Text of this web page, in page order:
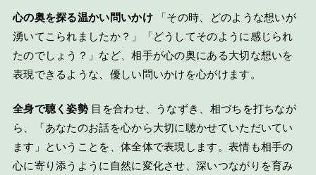
心の奥を探る温かい問いかけ「その時、どのような想いが
湧いてこられましたか？」「どうしてそのように感じられ
たのでしょう？」など、相手が心の奥にある大切な想いを
表現できるような、優しい問いかけを心がけます。
全身で聴く姿勢 目を合わせ、うなずき、相づちを打ちなが
ら、「あなたのお話を心から大切に聴かせていただいてい
ます」ということを、体全体で表現します。表情も相手の
心に寄り添うように自然に変化させ、深いつながりを育み